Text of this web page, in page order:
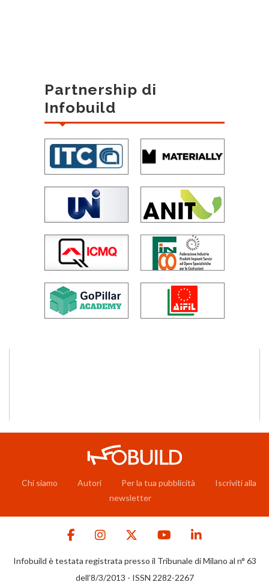
Partnership di
Infobuild
Chi siamo Autori Per la tua pubblicità
Iscriviti alla
newsletter
Infobuild è testata registrata presso il Tribunale di Milano al n° 63
dell’8/3/2013 - ISSN 2282-2267